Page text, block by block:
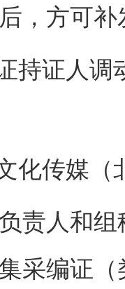
，方可补
持证人
化传媒
责人和
采编证